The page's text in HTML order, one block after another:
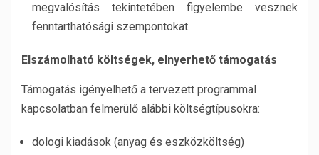
megvalósítás tekintetében figyelembe vesznek
fenntarthatósági szempontokat.
Elszámolható költségek, elnyerhető támogatás
Támogatás igényelhető a tervezett programmal
kapcsolatban felmerülő alábbi költségtípusokra:
dologi kiadások (anyag és eszközköltség)